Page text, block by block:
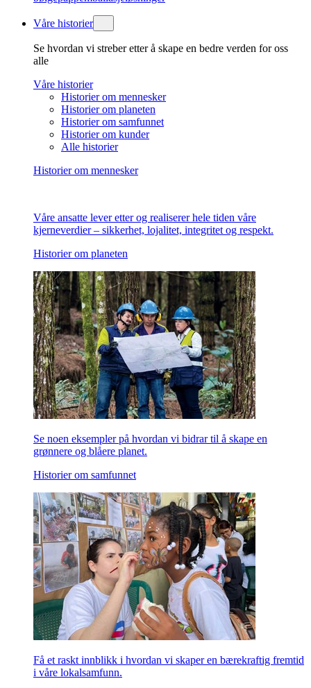
Våre historier
Se hvordan vi streber etter å skape en bedre verden for oss
alle
Våre historier
Historier om mennesker
Historier om planeten
Historier om samfunnet
Historier om kunder
Alle historier
Historier om mennesker
Våre ansatte lever etter og realiserer hele tiden våre
kjerneverdier – sikkerhet, lojalitet, integritet og respekt.
Historier om planeten
Se noen eksempler på hvordan vi bidrar til å skape en
grønnere og blåere planet.
Historier om samfunnet
Få et raskt innblikk i hvordan vi skaper en bærekraftig fremtid
i våre lokalsamfunn.